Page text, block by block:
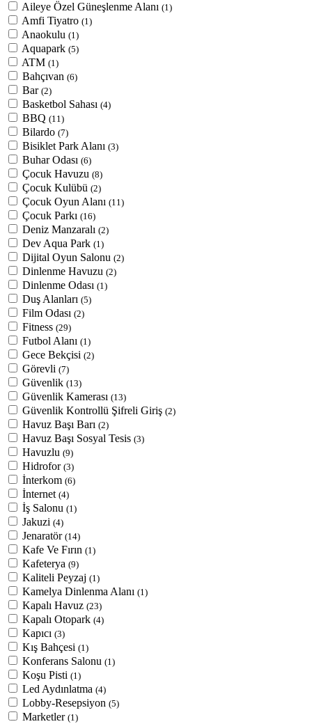
Aileye Özel Güneşlenme Alanı (1)
Amfi Tiyatro (1)
Anaokulu (1)
Aquapark (5)
ATM (1)
Bahçıvan (6)
Bar (2)
Basketbol Sahası (4)
BBQ (11)
Bilardo (7)
Bisiklet Park Alanı (3)
Buhar Odası (6)
Çocuk Havuzu (8)
Çocuk Kulübü (2)
Çocuk Oyun Alanı (11)
Çocuk Parkı (16)
Deniz Manzaralı (2)
Dev Aqua Park (1)
Dijital Oyun Salonu (2)
Dinlenme Havuzu (2)
Dinlenme Odası (1)
Duş Alanları (5)
Film Odası (2)
Fitness (29)
Futbol Alanı (1)
Gece Bekçisi (2)
Görevli (7)
Güvenlik (13)
Güvenlik Kamerası (13)
Güvenlik Kontrollü Şifreli Giriş (2)
Havuz Başı Barı (2)
Havuz Başı Sosyal Tesis (3)
Havuzlu (9)
Hidrofor (3)
İnterkom (6)
İnternet (4)
İş Salonu (1)
Jakuzi (4)
Jenaratör (14)
Kafe Ve Fırın (1)
Kafeterya (9)
Kaliteli Peyzaj (1)
Kamelya Dinlenma Alanı (1)
Kapalı Havuz (23)
Kapalı Otopark (4)
Kapıcı (3)
Kış Bahçesi (1)
Konferans Salonu (1)
Koşu Pisti (1)
Led Aydınlatma (4)
Lobby-Resepsiyon (5)
Marketler (1)